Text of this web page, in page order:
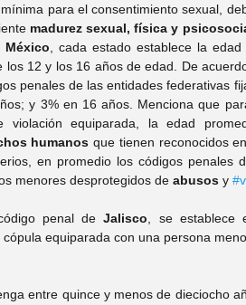
para el consentimiento sexual,
madurez sexual, física y
México, cada estado establece la
12 y los 16 años de edad. De
penales de las entidades federativas
y 3% en 16 años. Menciona que
humanos que tienen reconocidos
en promedio los códigos penales
menores desprotegidos de abusos y
penal de Jalisco, se establece
equiparada con una persona
entre quince y menos de dieciocho